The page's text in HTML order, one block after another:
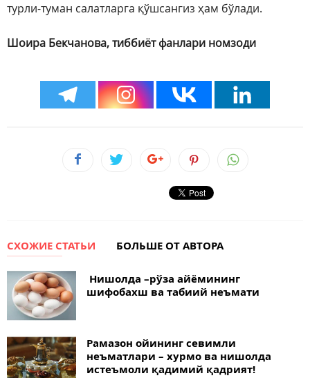
турли-туман салатларга қўшсангиз ҳам бўлади.
Шоира Бекчанова, тиббиёт фанлари номзоди
СХОЖИЕ СТАТЬИ БОЛЬШЕ ОТ АВТОРА
Нишолда –рўза айёмининг
шифобахш ва табиий неъмати
Рамазон ойининг севимли
неъматлари – хурмо ва нишолда
истеъмоли қадимий қадрият!